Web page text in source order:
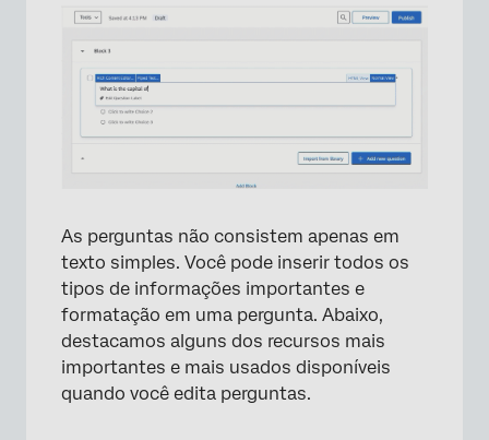
×
As perguntas não consistem apenas em
texto simples. Você pode inserir todos os
tipos de informações importantes e
formatação em uma pergunta. Abaixo,
destacamos alguns dos recursos mais
importantes e mais usados disponíveis
quando você edita perguntas.